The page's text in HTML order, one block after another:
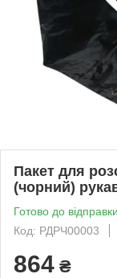
Пакет для
(чорний)
Готово до відправки
Код: РДРЧ00003
864 ₴